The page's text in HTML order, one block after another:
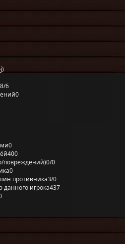
8/6
0
0
400
повреждений)0/0
0
противника3/0
игрока437